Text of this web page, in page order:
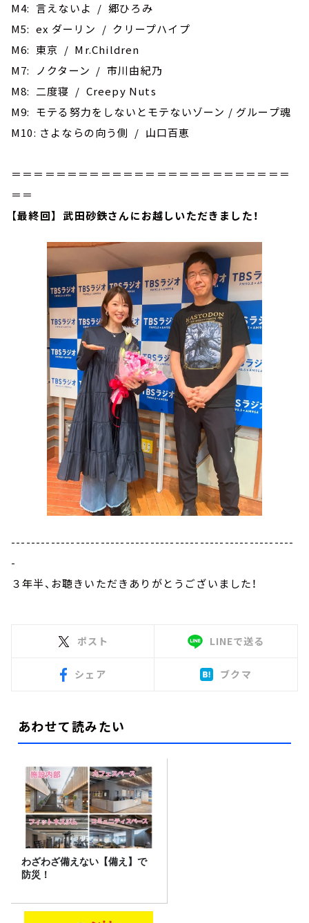
M4: 言えないよ / 郷ひろみ
M5: ex ダーリン / クリープハイプ
M6: 東京 / Mr.Children
M7: ノクターン / 市川由紀乃
M8: 二度寝 / Creepy Nuts
M9: モテる努力をしないとモテないゾーン / グループ魂
M10: さよならの向う側 / 山口百恵
＝＝＝＝＝＝＝＝＝＝＝＝＝＝＝＝＝＝＝＝＝＝＝＝＝
＝＝
【最終回】 武田砂鉄さんにお越しいただきました！
---------------------------------------------------------
-
３年半、お聴きいただきありがとうございました！
ポスト LINEで送る
シェア ブクマ
あわせて読みたい
わざわざ備えない【備え】で
防災！